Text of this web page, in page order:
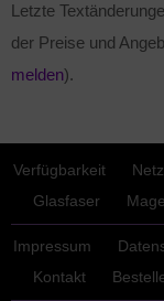
Letzte
der Preise und
melden).
Verfügbarkeit
Glasfaser
Impressum
Kontakt